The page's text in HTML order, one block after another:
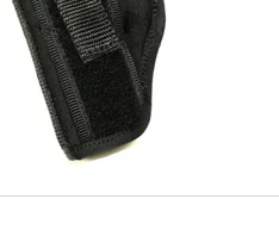
ZP
Pro lištu weaver a picatinny
Adaptéry
Pro lištu 15 - 17 mm
Náboje na ZP Pistolové